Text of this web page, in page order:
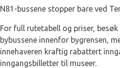
N81-bussene stopper bare ved
For full rutetabell og priser,
bybussene innenfor bygrensen,
innehaveren kraftig rabattert
inngangsbilletter til museer.